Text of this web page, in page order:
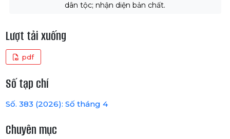
dân tộc; nhận diện bản chất.
Lượt tải xuống
pdf
Số tạp chí
Số. 383 (2026): Số tháng 4
Chuyên mục